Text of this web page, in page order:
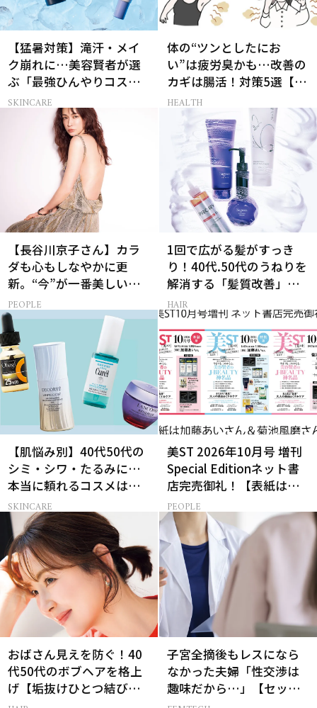
【猛暑対策】滝汗・メイ
ク崩れに…美容賢者が選
ぶ「最強ひんやりコス
メ」26選
SKINCARE
体の“ツンとしたにお
い”は疲労臭かも…改善の
カギは腸活！対策5選【医
師監修】
HEALTH
【長谷川京子さん】カラ
ダも心もしなやかに更
新。“今”が一番美しい
［特別画像集］
PEOPLE
1回で広がる髪がすっき
り！40代.50代のうねりを
解消する「髪質改善」シ
ャントリ8選
HAIR
【肌悩み別】40代50代の
シミ・シワ・たるみに…
本当に頼れるコスメは？
ベスコス受賞スキンケア
21選
SKINCARE
美ST 2026年10月号 増刊
Special Editionネット書
店完売御礼！【表紙は加
藤あいさん＆菊池風磨さ
ん】
PEOPLE
おばさん見えを防ぐ！40
代50代のボブヘアを格上
げ【垢抜けひとつ結び】
子宮全摘後もレスになら
なかった夫婦「性交渉は
趣味だから…」【セック